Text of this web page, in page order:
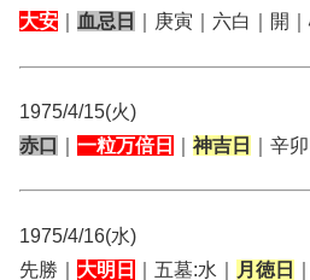
大安
血忌日 ｜庚寅｜六白｜開
1975/4/15(火)
赤口
一粒万倍日 神吉日 ｜辛
1975/4/16(水)
先勝｜ 大明日 ｜五墓:水｜ 月徳日